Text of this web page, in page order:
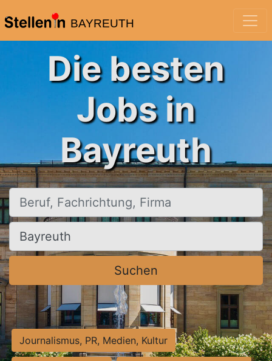
BAYREUTH
Die besten
Jobs in
Bayreuth
Beruf, Fachrichtung, Firma
Ort, Stadt
Suchen
Journalismus, PR, Medien, Kultur